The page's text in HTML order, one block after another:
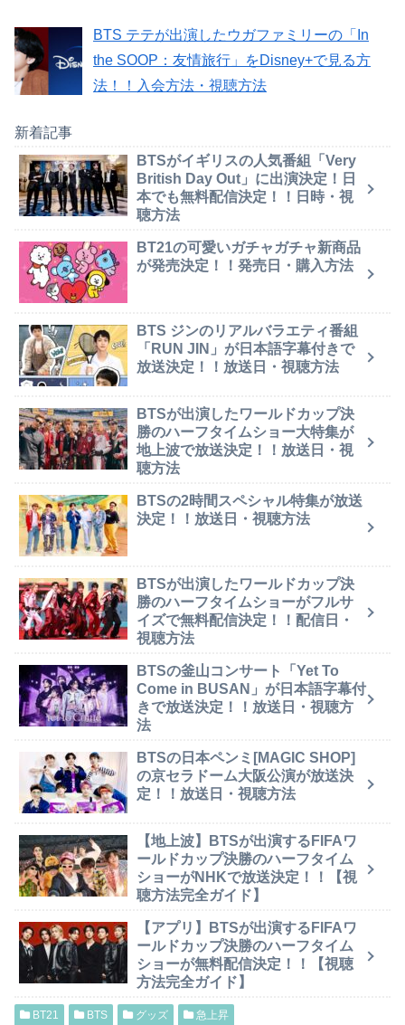
BTS テテが出演したウガファミリーの「In
the SOOP：友情旅行」をDisney+で見る方
法！！入会方法・視聴方法
新着記事
BTSがイギリスの人気番組「Very
British Day Out」に出演決定！日
本でも無料配信決定！！日時・視
聴方法
BT21の可愛いガチャガチャ新商品
が発売決定！！発売日・購入方法
BTS ジンのリアルバラエティ番組
「RUN JIN」が日本語字幕付きで
放送決定！！放送日・視聴方法
BTSが出演したワールドカップ決
勝のハーフタイムショー大特集が
地上波で放送決定！！放送日・視
聴方法
BTSの2時間スペシャル特集が放送
決定！！放送日・視聴方法
BTSが出演したワールドカップ決
勝のハーフタイムショーがフルサ
イズで無料配信決定！！配信日・
視聴方法
BTSの釜山コンサート「Yet To
Come in BUSAN」が日本語字幕付
きで放送決定！！放送日・視聴方
法
BTSの日本ペンミ[MAGIC SHOP]
の京セラドーム大阪公演が放送決
定！！放送日・視聴方法
【地上波】BTSが出演するFIFAワ
ールドカップ決勝のハーフタイム
ショーがNHKで放送決定！！【視
聴方法完全ガイド】
【アプリ】BTSが出演するFIFAワ
ールドカップ決勝のハーフタイム
ショーが無料配信決定！！【視聴
方法完全ガイド】
BT21 BTS グッズ 急上昇